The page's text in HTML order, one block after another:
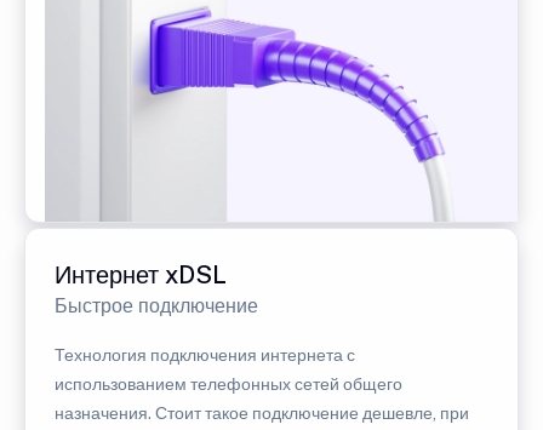
Интернет xDSL
Быстрое подключение
Технология подключения интернета с
использованием телефонных сетей общего
назначения. Стоит такое подключение дешевле, при